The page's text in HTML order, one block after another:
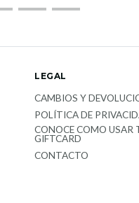
LEGAL
CAMBIOS Y
POLÍTICA DE
CONOCE COMO USAR
GIFTCARD
CONTACTO